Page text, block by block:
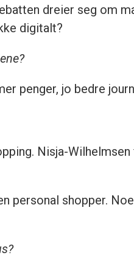
dreier seg om
digitalt?
penger, jo bedre
Nisja-
personal shopper.